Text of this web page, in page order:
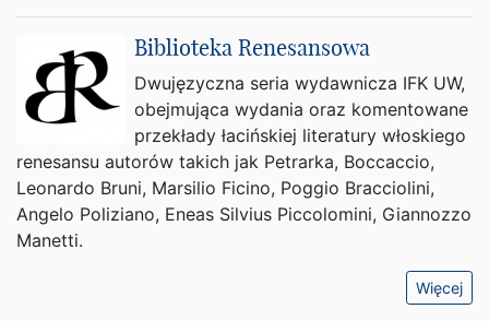
Biblioteka Renesansowa
Dwujęzyczna seria wydawnicza IFK UW,
obejmująca wydania oraz komentowane
przekłady łacińskiej literatury włoskiego
renesansu autorów takich jak Petrarka, Boccaccio,
Leonardo Bruni, Marsilio Ficino, Poggio Bracciolini,
Angelo Poliziano, Eneas Silvius Piccolomini, Giannozzo
Manetti.
Więcej